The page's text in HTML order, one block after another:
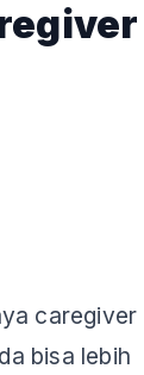
caregiver
bisa lebih